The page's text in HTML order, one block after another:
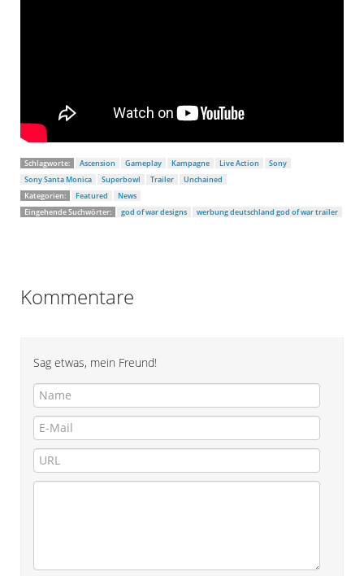
Schlagworte: Ascension Gameplay Kampagne Live Action
Sony
Sony Santa Monica
Superbowl Trailer
Unchained
Kategorien:
Featured
News
Eingehende Suchwörter:
god of war designs werbung deutschland god of war trailer
Kommentare
Sag etwas, mein Freund!